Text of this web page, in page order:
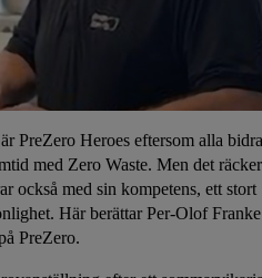
PreZero Heroes eftersom alla
med Zero Waste. Men det räcker
också med sin kompetens, ett stort
Här berättar Per-Olof Franke
PreZero.